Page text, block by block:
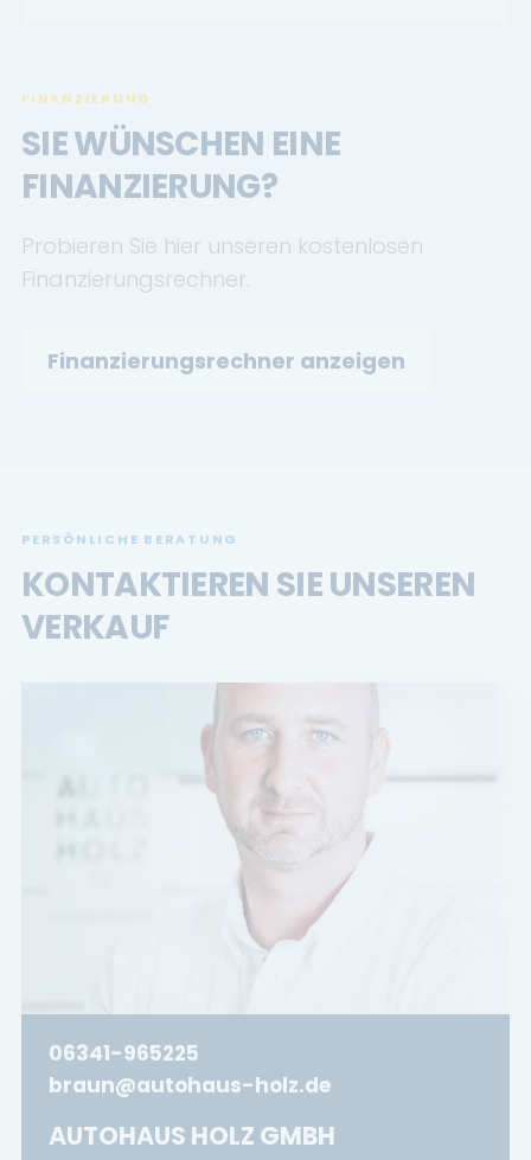
FINANZIERUNG
SIE WÜNSCHEN EINE
FINANZIERUNG?
Probieren Sie hier unseren kostenlosen
Finanzierungsrechner.
Finanzierungsrechner anzeigen
PERSÖNLICHE BERATUNG
KONTAKTIEREN SIE UNSEREN
VERKAUF
06341-965225
braun@autohaus-holz.de
AUTOHAUS HOLZ GMBH